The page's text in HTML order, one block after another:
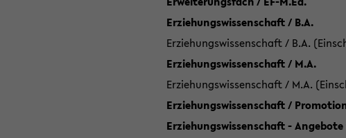
Erziehungswissenschaft / B.A.
Erziehungswissenschaft / B.A.
Erziehungswissenschaft / M.A.
Erziehungswissenschaft / M.A.
Erziehungswissenschaft /
Erziehungswissenschaft -